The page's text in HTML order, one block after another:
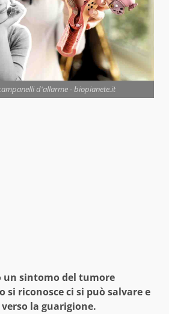
d'allarme - biopianete.it
un sintomo del tumore
si riconosce ci si può salvare e
la guarigione.